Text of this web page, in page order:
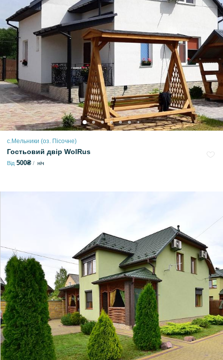
с.Мельники (оз. Пісочне)
Гостьовий двір WolRus
Від 500₴ ніч